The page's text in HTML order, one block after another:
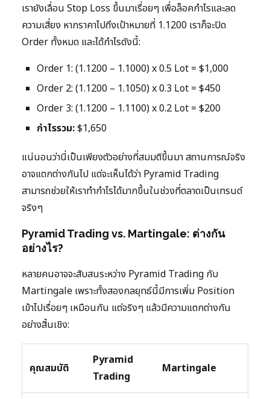
เรายังเลื่อน Stop Loss ขึ้นมาเรื่อยๆ เพื่อล็อคกำไรและลด
ความเสี่ยง หากราคาไปถึงเป้าหมายที่ 1.1200 เราก็จะปิด
Order ทั้งหมด และได้กำไรดังนี้:
Order 1: (1.1200 – 1.1000) x 0.5 Lot = $1,000
Order 2: (1.1200 – 1.1050) x 0.3 Lot = $450
Order 3: (1.1200 – 1.1100) x 0.2 Lot = $200
กำไรรวม:$1,650
แน่นอนว่านี่เป็นเพียงตัวอย่างที่สมมติขึ้นมา สถานการณ์จริง
อาจแตกต่างกันไป แต่จะเห็นได้ว่า Pyramid Trading
สามารถช่วยให้เราทำกำไรได้มากขึ้นในช่วงที่ตลาดเป็นเทรนด์
จริงๆ
Pyramid Trading vs. Martingale: ต่างกัน
อย่างไร?
หลายคนอาจจะสับสนระหว่าง Pyramid Trading กับ
Martingale เพราะทั้งสองกลยุทธ์นี้มีการเพิ่ม Position
เข้าไปเรื่อยๆ เหมือนกัน แต่จริงๆ แล้วมีความแตกต่างกัน
อย่างสิ้นเชิง:
คุณสมบัติ
Pyramid
Trading
Martingale